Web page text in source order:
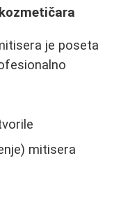
je poseta
mitisera